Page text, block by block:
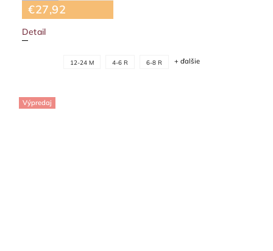
€27,92
Detail
12-24 M 4-6 R 6-8 R + ďalšie
Výpredaj